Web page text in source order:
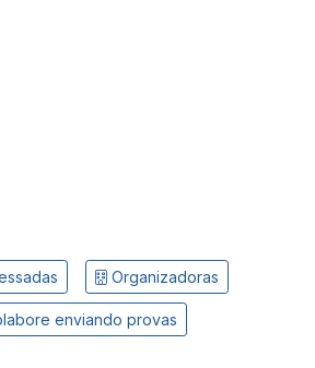
Organizadoras
enviando provas